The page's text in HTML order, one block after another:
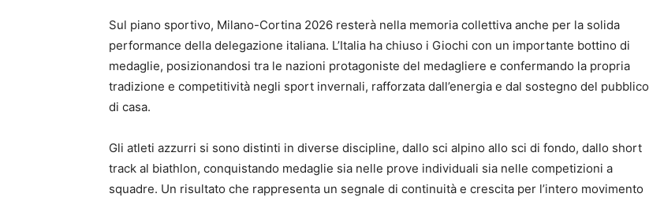
Sul piano sportivo, Milano-Cortina 2026 resterà nella memoria collettiva anche per la solida
performance della delegazione italiana. L’Italia ha chiuso i Giochi con un importante bottino di
medaglie, posizionandosi tra le nazioni protagoniste del medagliere e confermando la propria
tradizione e competitività negli sport invernali, rafforzata dall’energia e dal sostegno del pubblico
di casa.
Gli atleti azzurri si sono distinti in diverse discipline, dallo sci alpino allo sci di fondo, dallo short
track al biathlon, conquistando medaglie sia nelle prove individuali sia nelle competizioni a
squadre. Un risultato che rappresenta un segnale di continuità e crescita per l’intero movimento